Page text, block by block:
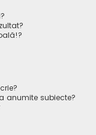
anumite subiecte?